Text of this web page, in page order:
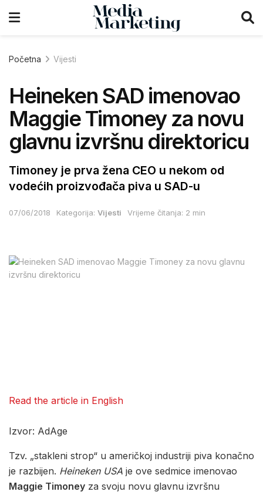
Početna Vijesti
Heineken SAD imenovao
Maggie Timoney za novu
glavnu izvršnu direktoricu
Timoney je prva žena CEO u nekom od
vodećih proizvođača piva u SAD-u
07/06/2018 Kategorija: Vijesti Vrijeme čitanja: 2 min
Read the article in English
Izvor: AdAge
Tzv. „stakleni strop“ u američkoj industriji piva konačno
je razbijen. Heineken USA je ove sedmice imenovao
Maggie Timoney za svoju novu glavnu izvršnu